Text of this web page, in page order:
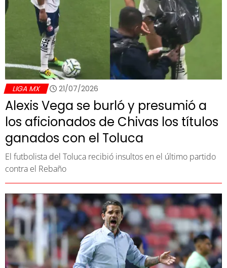
LIGA MX 21/07/2026
Alexis Vega se burló y presumió a
los aficionados de Chivas los títulos
ganados con el Toluca
El futbolista del Toluca recibió insultos en el último partido
contra el Rebaño